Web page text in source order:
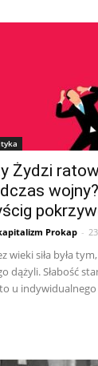
Żydzi
Prokap -
wieki siła była
dążyli. Słabość
u indywidualnego